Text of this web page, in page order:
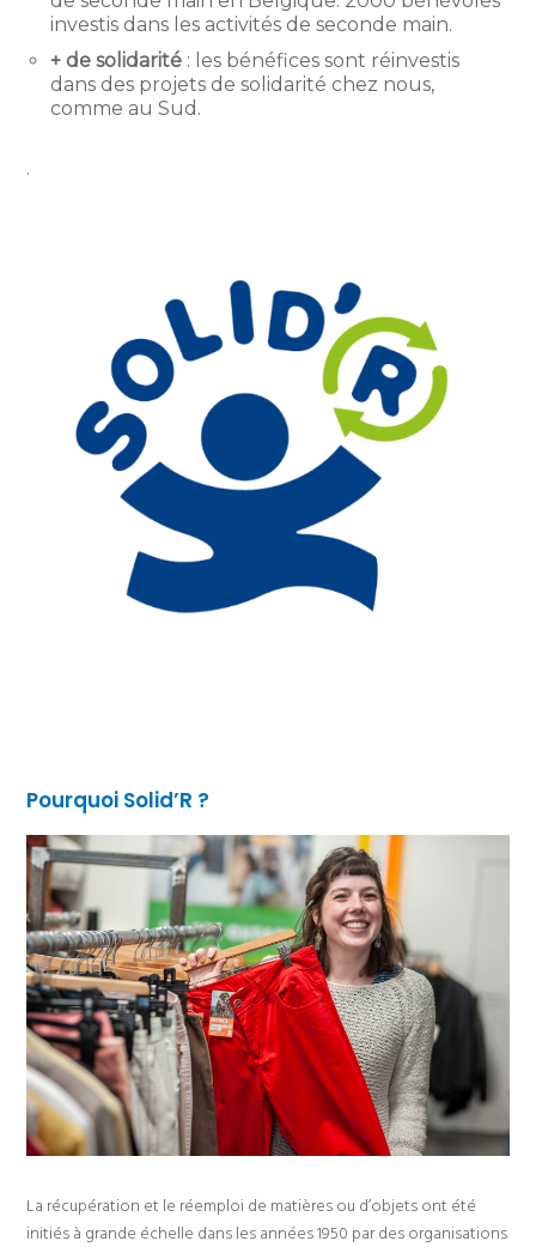
investis dans les activités de seconde main.
+ de solidarité : les bénéfices sont réinvestis
dans des projets de solidarité chez nous,
comme au Sud.
.
Pourquoi Solid’R ?
La récupération et le réemploi de matières ou d’objets ont été
initiés à grande échelle dans les années 1950 par des organisations